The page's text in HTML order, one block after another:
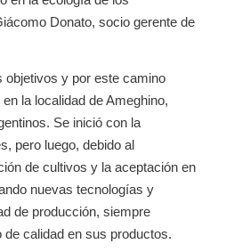
Donato, socio gerente de
objetivos y por este camino
la localidad de Ameghino,
Se inició con la
pero luego, debido al
de cultivos y la aceptación en
nuevas tecnologías y
de producción, siempre
calidad en sus productos.